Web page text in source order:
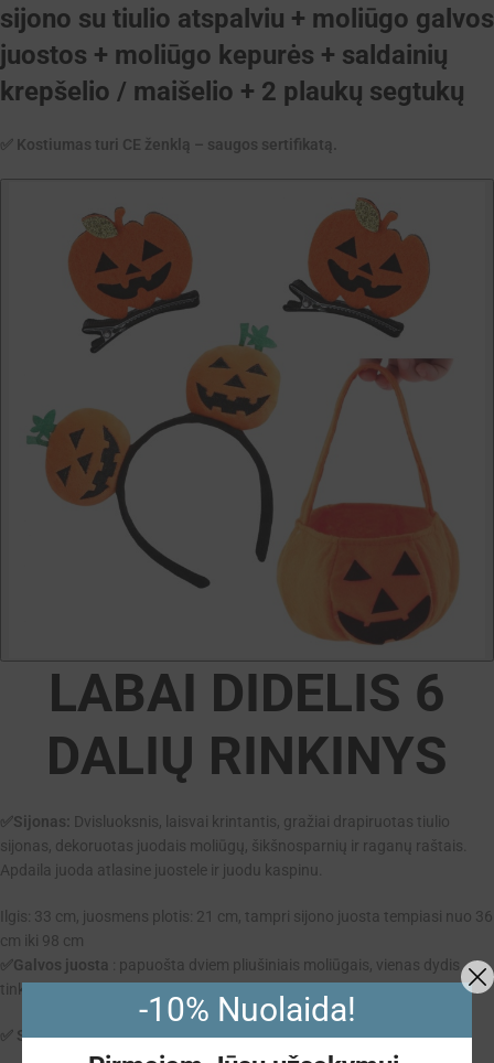
sijono su tiulio atspalviu + moliūgo galvos
juostos + moliūgo kepurės + saldainių
krepšelio / maišelio + 2 plaukų segtukų
✅ Kostiumas turi CE ženklą – saugos sertifikatą.
LABAI DIDELIS 6
DALIŲ RINKINYS
✅Sijonas: Dvisluoksnis, laisvai krintantis, gražiai drapiruotas tiulio
sijonas, dekoruotas juodais moliūgų, šikšnosparnių ir raganų raštais.
Apdaila juoda atlasine juostele ir juodu kaspinu.
Ilgis: 33 cm, juosmens plotis: 21 cm, tampri sijono juosta tempiasi nuo 36
cm iki 98 cm
✅Galvos juosta : papuošta dviem pliušiniais moliūgais, vienas dydis
tinka visiems.
✅ Saldainių krepšelis
-10% Nuolaida!